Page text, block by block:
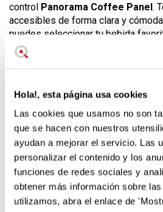
Hola!, esta página usa cookies
Las cookies que usamos no son
que se hacen con nuestros
ayudan a mejorar el servicio. Las
personalizar el contenido y los
funciones de redes sociales y
obtener más información sobre
utilizamos, abra el enlace de
control Panorama Coffee Panel.
accesibles de forma clara y
puedes seleccionar tu bebida
como la cantidad, la intensidad o
leche.
las funciones mediante toques y
10 está diseñada para ofrecer
experiencia de uso muy fluida.
Elegancia y potencia
fin
El acabado en Diamond Black,
cromados, transmite calidad y